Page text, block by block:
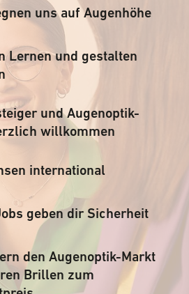
uns auf Augenhöhe
Lernen und gestalten
und Augenoptik-
willkommen
international
geben dir Sicherheit
den Augenoptik-Markt
Brillen zum